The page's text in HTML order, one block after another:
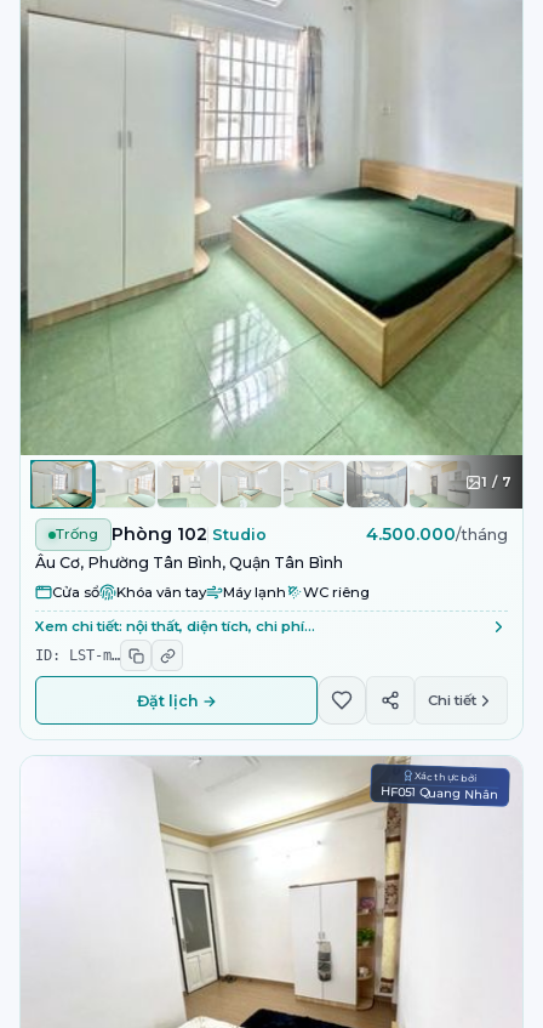
1 / 7
Trống Phòng 102 Studio 4.500.000/tháng
Âu Cơ, Phường Tân Bình, Quận Tân Bình
Cửa sổ Khóa vân tay Máy lạnh WC riêng
Xem chi tiết: nội thất, diện tích, chi phí…
ID: LST-m…
Đặt lịch → Chi tiết
Xác thực bởi
HF051 Quang Nhân